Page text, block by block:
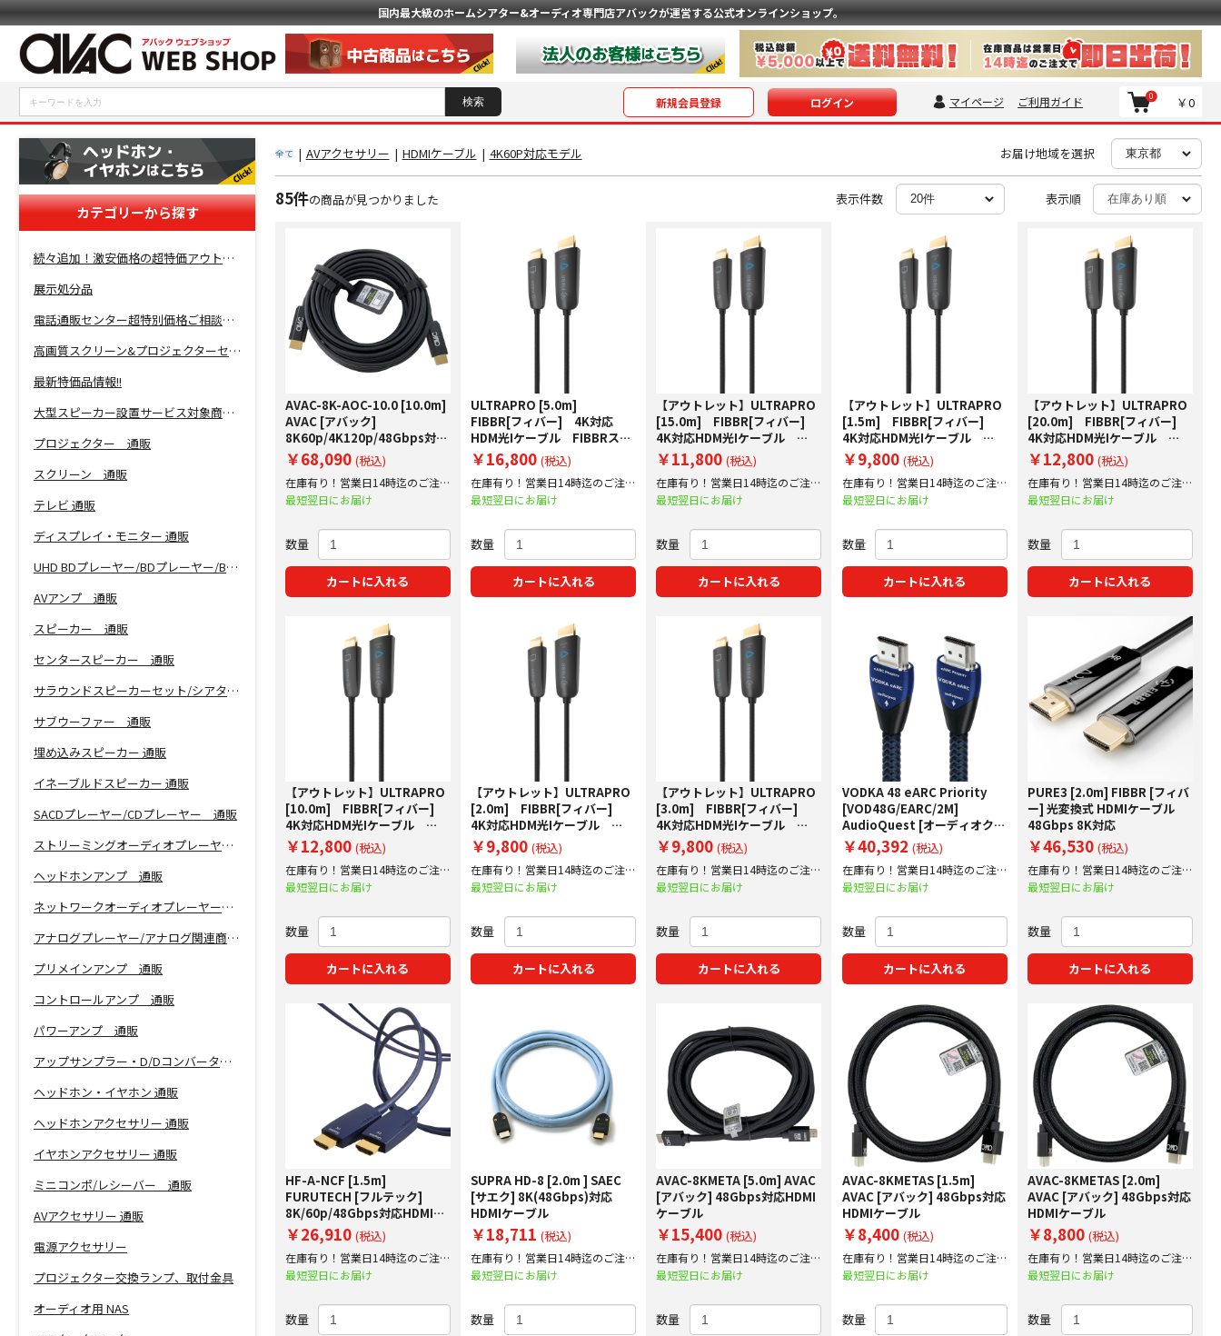
国内最大級のホームシアター&オーディオ専門店アバックが運営する公式オンラインショップ。
新規会員登録 ログイン マイページ ご利用ガイド ￥0
0
カテゴリーから探す
続々追加！激安価格の超特価アウトレットセール開催！
展示処分品
電話通販センター超特別価格ご相談コーナー！
高画質スクリーン&プロジェクターセット超特価！
最新特価品情報!!
大型スピーカー設置サービス対象商品！
プロジェクター 通販
スクリーン 通販
テレビ 通販
ディスプレイ・モニター 通販
UHD BDプレーヤー/BDプレーヤー/BDレコーダー 通販
AVアンプ 通販
スピーカー 通販
センタースピーカー 通販
サラウンドスピーカーセット/シアターバー 通販
サブウーファー 通販
埋め込みスピーカー 通販
イネーブルドスピーカー 通販
SACDプレーヤー/CDプレーヤー 通販
ストリーミングオーディオプレーヤー 通販
ヘッドホンアンプ 通販
ネットワークオーディオプレーヤー 通販
アナログプレーヤー/アナログ関連商品 通販
プリメインアンプ 通販
コントロールアンプ 通販
パワーアンプ 通販
アップサンプラー・D/Dコンバーター 通販
ヘッドホン・イヤホン 通販
ヘッドホンアクセサリー 通販
イヤホンアクセサリー 通販
ミニコンポ/レシーバー 通販
AVアクセサリー 通販
電源アクセサリー
プロジェクター交換ランプ、取付金具
オーディオ用 NAS
全て | AVアクセサリー | HDMIケーブル | 4K60P対応モデル お届け地域を選択
85件の商品が見つかりました 表示件数 表示順
AVAC-8K-AOC-10.0 [10.0m]
AVAC [アバック]
8K60p/4K120p/48Gbps対応
HDMIケーブル
￥68,090 (税込)
在庫有り！営業日14時迄のご注文
で即日出荷！
最短翌日にお届け
数量
カートに入れる
ULTRAPRO [5.0m]
FIBBR[フィバー] 4K対応
HDM光Iケーブル FIBBRスタ
ンダードモデル ARC非対応
￥16,800 (税込)
在庫有り！営業日14時迄のご注文
で即日出荷！
最短翌日にお届け
数量
カートに入れる
【アウトレット】ULTRAPRO
[15.0m] FIBBR[フィバー]
4K対応HDM光Iケーブル
FIBBRスタンダードモデル
ARC非対応
￥11,800(税込)
在庫有り！営業日14時迄のご注文
で即日出荷！
最短翌日にお届け
数量
カートに入れる
【アウトレット】ULTRAPRO
[1.5m] FIBBR[フィバー]
4K対応HDM光Iケーブル
FIBBRスタンダードモデル
ARC非対応
￥9,800 (税込)
在庫有り！営業日14時迄のご注文
で即日出荷！
最短翌日にお届け
数量
カートに入れる
【アウトレット】ULTRAPRO
[20.0m] FIBBR[フィバー]
4K対応HDM光Iケーブル
FIBBRスタンダードモデル
ARC非対応
￥12,800 (税込)
在庫有り！営業日14時迄のご注文
で即日出荷！
最短翌日にお届け
数量
カートに入れる
【アウトレット】ULTRAPRO
[10.0m] FIBBR[フィバー]
4K対応HDM光Iケーブル
FIBBRスタンダードモデル
ARC非対応
￥12,800 (税込)
在庫有り！営業日14時迄のご注文
で即日出荷！
最短翌日にお届け
数量
カートに入れる
【アウトレット】ULTRAPRO
[2.0m] FIBBR[フィバー]
4K対応HDM光Iケーブル
FIBBRスタンダードモデル
ARC非対応
￥9,800 (税込)
在庫有り！営業日14時迄のご注文
で即日出荷！
最短翌日にお届け
数量
カートに入れる
【アウトレット】ULTRAPRO
[3.0m] FIBBR[フィバー]
4K対応HDM光Iケーブル
FIBBRスタンダードモデル
ARC非対応
￥9,800(税込)
在庫有り！営業日14時迄のご注文
で即日出荷！
最短翌日にお届け
数量
カートに入れる
VODKA 48 eARC Priority
[VOD48G/EARC/2M]
AudioQuest [オーディオクエ
スト] HDMI 2.1 8K-10K,eArc
48Gbps対応 HDMIケーブル
￥40,392 (税込)
在庫有り！営業日14時迄のご注文
で即日出荷！
最短翌日にお届け
数量
カートに入れる
PURE3 [2.0m] FIBBR [フィバ
ー] 光変換式 HDMIケーブル
48Gbps 8K対応
￥46,530 (税込)
在庫有り！営業日14時迄のご注文
で即日出荷！
最短翌日にお届け
数量
カートに入れる
HF-A-NCF [1.5m]
FURUTECH [フルテック]
8K/60p/48Gbps対応HDMI光
ケーブル
￥26,910 (税込)
在庫有り！営業日14時迄のご注文
で即日出荷！
最短翌日にお届け
数量
SUPRA HD-8 [2.0m ] SAEC
[サエク] 8K(48Gbps)対応
HDMIケーブル
￥18,711 (税込)
在庫有り！営業日14時迄のご注文
で即日出荷！
最短翌日にお届け
数量
AVAC-8KMETA [5.0m] AVAC
[アバック] 48Gbps対応HDMI
ケーブル
￥15,400(税込)
在庫有り！営業日14時迄のご注文
で即日出荷！
最短翌日にお届け
数量
AVAC-8KMETAS [1.5m]
AVAC [アバック] 48Gbps対応
HDMIケーブル
￥8,400 (税込)
在庫有り！営業日14時迄のご注文
で即日出荷！
最短翌日にお届け
数量
AVAC-8KMETAS [2.0m]
AVAC [アバック] 48Gbps対応
HDMIケーブル
￥8,800 (税込)
在庫有り！営業日14時迄のご注文
で即日出荷！
最短翌日にお届け
数量